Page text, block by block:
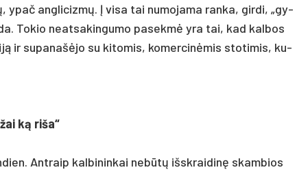
ang­li­cizmų. Į vi­sa tai nu­mo­ja­ma ran­ka, gir­di, „gy­
To­kio neat­sa­kin­gu­mo pa­sekmė yra tai, kad kal­bos
ir su­pa­našė­jo su ki­to­mis, ko­mer­cinė­mis sto­ti­mis, ku­
ką ri­ša“
Ant­raip kal­bi­nin­kai ne­būtų išsk­rai­dinę skam­bios